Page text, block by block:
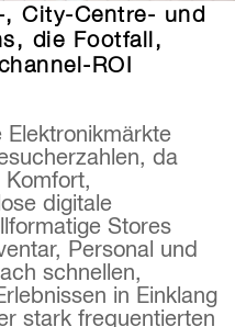
City-Centre- und
die Footfall,
ROI
Elektronikmärkte
da
Komfort,
digitale
Stores
Personal und
schnellen,
in Einklang
stark frequentierten